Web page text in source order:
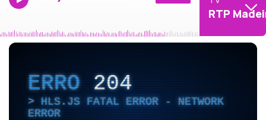
RTP
ERRO204
HLS.JS FATAL ERROR - NETWORK
ERROR